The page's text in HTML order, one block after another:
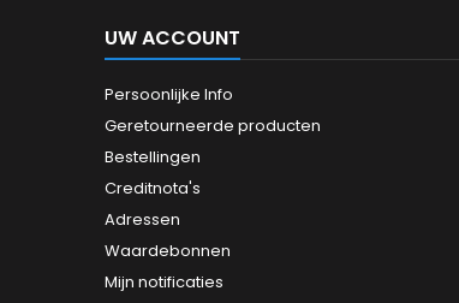
UW ACCOUNT
Persoonlijke Info
Geretourneerde producten
Bestellingen
Creditnota's
Adressen
Waardebonnen
Mijn notificaties